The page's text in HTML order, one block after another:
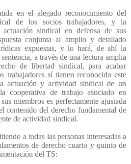
en el alegado reconocimiento del
de los socios trabajadores, y la
sindical en defensa de sus
conjunta al amplio y detallado
expuestas, y lo hará, de ahí la
a través de una lectura amplia
de libertad sindical, para acabar
trabajadores sí tienen reconocido este
actuación y actividad sindical de un
cooperativa de trabajo asociado en
miembros es perfectamente ajustada
contenido del derecho fundamental de
de actividad sindical.
a todas las personas interesadas a
de derecho cuarto y quinto de
del TS: